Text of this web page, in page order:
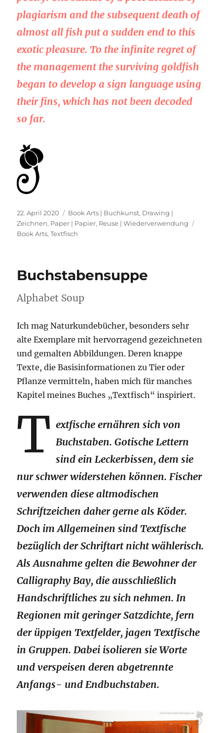
plagiarism and the subsequent death of
almost all fish put a sudden end to this
exotic pleasure. To the infinite regret of
the management the surviving goldfish
began to develop a sign language using
their fins, which has not been decoded
so far.
Veröffentlicht
am
22. April 2020 Kategorien
Book Arts | Buchkunst, Drawing |
Zeichnen, Paper | Papier, Reuse | Wiederverwendung
Book Arts,Textfisch
Buchstabensuppe
Alphabet Soup
Ich mag Naturkundebücher, besonders sehr
alte Exemplare mit hervorragend gezeichneten
und gemalten Abbildungen. Deren knappe
Texte, die Basisinformationen zu Tier oder
Pflanze vermitteln, haben mich für manches
Kapitel meines Buches „Textfisch“ inspiriert.
T extfische ernähren sich von
Buchstaben. Gotische Lettern
sind ein Leckerbissen, dem sie
nur schwer widerstehen können. Fischer
verwenden diese altmodischen
Schriftzeichen daher gerne als Köder.
Doch im Allgemeinen sind Textfische
bezüglich der Schriftart nicht wählerisch.
Als Ausnahme gelten die Bewohner der
Calligraphy Bay, die ausschließlich
Handschriftliches zu sich nehmen. In
Regionen mit geringer Satzdichte, fern
der üppigen Textfelder, jagen Textfische
in Gruppen. Dabei isolieren sie Worte
und verspeisen deren abgetrennte
Anfangs- und Endbuchstaben.